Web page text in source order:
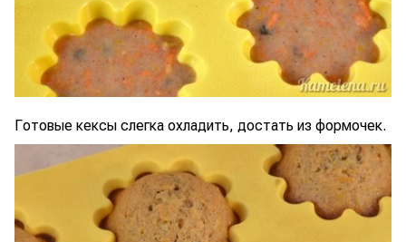
Готовые кексы слегка охладить, достать из формочек.